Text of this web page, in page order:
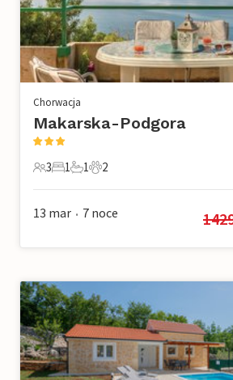
Chorwacja
Makarska-Podgora
3 Goście
3
1 Sypialnia
1
1 Łazienka
1
2 Zwierzęta domowe
2
13 mar • 7 noce